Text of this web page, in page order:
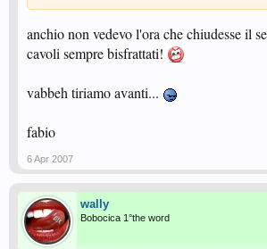
anchio non vedevo l'ora che chiudesse il
cavoli sempre bisfrattati!
vabbeh tiriamo avanti...
fabio
6 Apr 2007
wally
Bobocica 1°the word